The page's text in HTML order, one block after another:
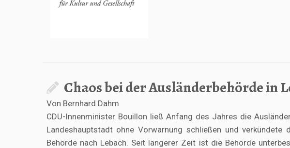
Chaos bei der Ausländerbehörde in
Von Bernhard Dahm
CDU-Innenminister Bouillon ließ Anfang des Jahres die
Landeshauptstadt ohne Vorwarnung schließen und verkündete
Behörde nach Lebach. Seit längerer Zeit ist die Behörde